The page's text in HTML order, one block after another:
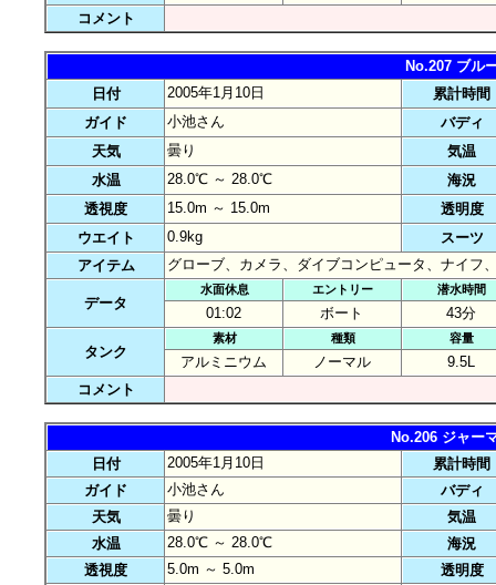
コメント
No.207 ブル
日付
2005年1月10日
累計時間
ガイド
小池さん
バディ
天気
曇り
気温
水温
28.0℃ ～ 28.0℃
海況
透視度
15.0m ～ 15.0m
透明度
ウエイト
0.9kg
スーツ
アイテム
グローブ、カメラ、ダイブコンピュータ、ナイフ
データ
水面休息 エントリー 潜水時間
01:02 ボート 43分
タンク
素材 種類 容量
アルミニウム ノーマル
9.5L
コメント
No.206 ジャー
日付
2005年1月10日
累計時間
ガイド
小池さん
バディ
天気
曇り
気温
水温
28.0℃ ～ 28.0℃
海況
透視度
5.0m ～ 5.0m
透明度